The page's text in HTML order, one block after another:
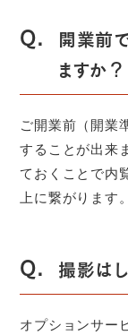
Q.
開業前
ますか？
ご開業前（開業
することが出来
ておくことで内
上に繋がります。
Q. 撮影は
オプションサー